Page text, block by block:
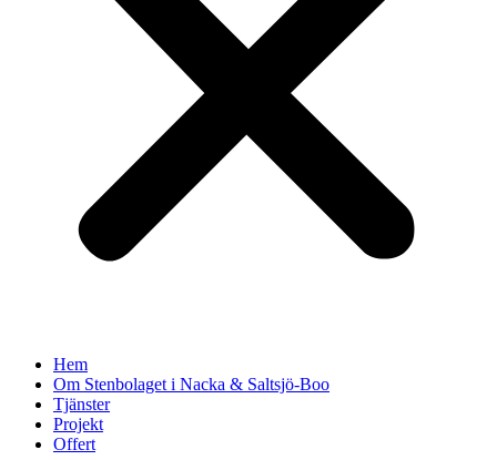
Hem
Om Stenbolaget i Nacka & Saltsjö-Boo
Tjänster
Projekt
Offert